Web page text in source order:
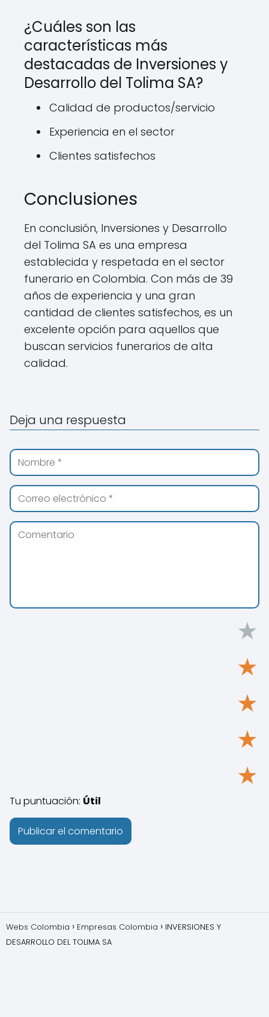
¿Cuáles son las
características más
destacadas de Inversiones y
Desarrollo del Tolima SA?
Calidad de productos/servicio
Experiencia en el sector
Clientes satisfechos
Conclusiones
En conclusión, Inversiones y Desarrollo
del Tolima SA es una empresa
establecida y respetada en el sector
funerario en Colombia. Con más de 39
años de experiencia y una gran
cantidad de clientes satisfechos, es un
excelente opción para aquellos que
buscan servicios funerarios de alta
calidad.
Deja una respuesta
★
★
★
★
★
Tu puntuación: Útil
Webs Colombia Empresas Colombia
INVERSIONES Y
DESARROLLO DEL TOLIMA SA